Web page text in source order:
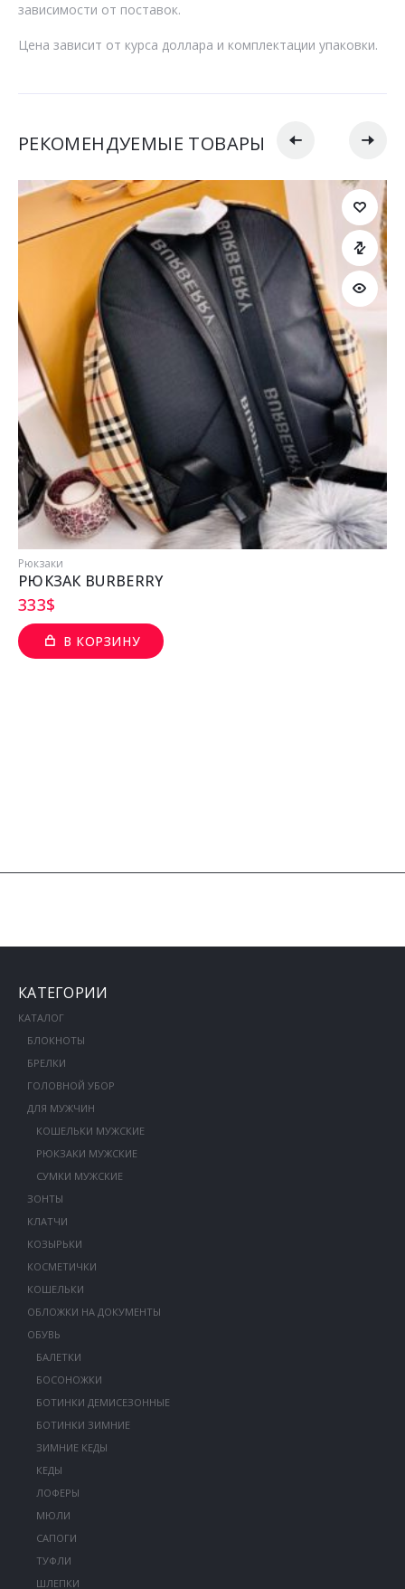
зависимости от поставок.
Цена зависит от курса доллара и комплектации упаковки.
РЕКОМЕНДУЕМЫЕ ТОВАРЫ
Рюкзаки
РЮКЗАК BURBERRY
333$
В КОРЗИНУ
КАТЕГОРИИ
КАТАЛОГ
БЛОКНОТЫ
БРЕЛКИ
ГОЛОВНОЙ УБОР
ДЛЯ МУЖЧИН
КОШЕЛЬКИ МУЖСКИЕ
РЮКЗАКИ МУЖСКИЕ
СУМКИ МУЖСКИЕ
ЗОНТЫ
КЛАТЧИ
КОЗЫРЬКИ
КОСМЕТИЧКИ
КОШЕЛЬКИ
ОБЛОЖКИ НА ДОКУМЕНТЫ
ОБУВЬ
БАЛЕТКИ
БОСОНОЖКИ
БОТИНКИ ДЕМИСЕЗОННЫЕ
БОТИНКИ ЗИМНИЕ
ЗИМНИЕ КЕДЫ
КЕДЫ
ЛОФЕРЫ
МЮЛИ
САПОГИ
ТУФЛИ
ШЛЕПКИ